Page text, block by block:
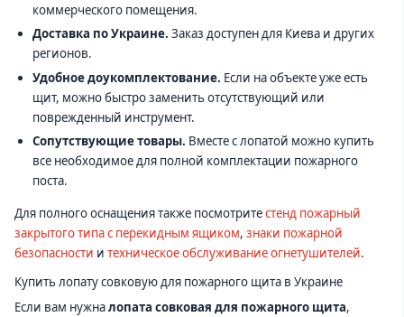
коммерческого помещения.
Доставка по Украине. Заказ доступен для Киева и других
регионов.
Удобное доукомплектование. Если на объекте уже есть
щит, можно быстро заменить отсутствующий или
поврежденный инструмент.
Сопутствующие товары. Вместе с лопатой можно купить
все необходимое для полной комплектации пожарного
поста.
Для полного оснащения также посмотритестенд пожарный
закрытого типа с перекидным ящиком, знаки пожарной
безопасности и техническое обслуживание огнетушителей.
Купить лопату совковую для пожарного щита в Украине
Если вам нужналопата совковая для пожарного щита,